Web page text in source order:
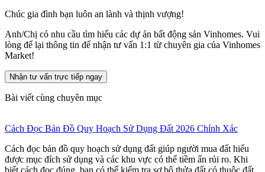
Chúc gia đình bạn luôn an lành và thịnh vượng!
Anh/Chị có nhu cầu tìm hiểu các dự án bất động sản Vinhomes. Vui
lòng để lại thông tin để nhận tư vấn 1:1 từ chuyên gia của Vinhomes
Market!
Nhận tư vấn trực tiếp ngay
Bài viết cùng chuyên mục
Cách Đọc Bản Đồ Quy Hoạch Sử Dụng Đất 2026 Chính Xác
Cách đọc bản đồ quy hoạch sử dụng đất giúp người mua đất hiểu
được mục đích sử dụng và các khu vực có thể tiềm ẩn rủi ro. Khi